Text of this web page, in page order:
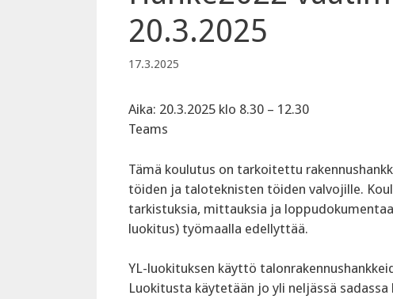
20.3.2025
17.3.2025
Aika: 20.3.2025 klo 8.30 – 12.30
Teams
Tämä koulutus on tarkoitettu
töiden ja taloteknisten töiden valvojille.
tarkistuksia, mittauksia ja
luokitus) työmaalla edellyttää.
‍YL-luokituksen käyttö
Luokitusta käytetään jo yli neljässä